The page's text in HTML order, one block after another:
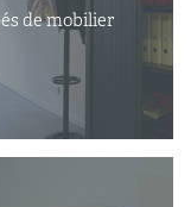
de mobilier